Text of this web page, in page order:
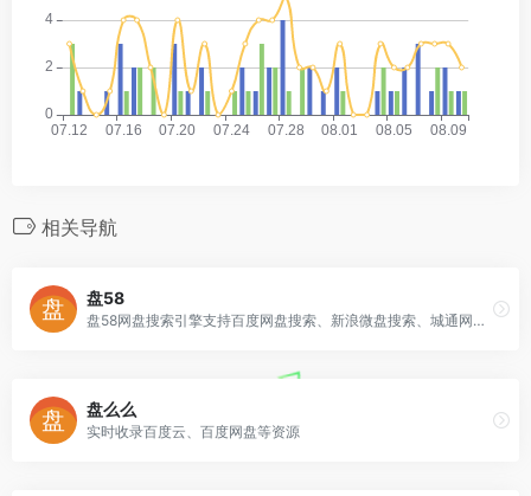
相关导航
盘58
盘58网盘搜索引擎支持百度网盘搜索、新浪微盘搜索、城通网盘搜索等云搜索服务，实时收录最新各类网盘资源，为您提供专业的网盘搜索服务
盘么么
实时收录百度云、百度网盘等资源